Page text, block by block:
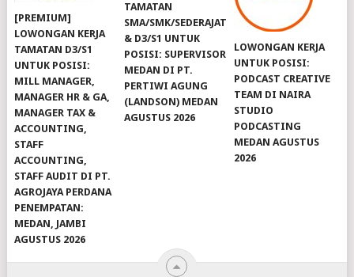
[PREMIUM]
LOWONGAN KERJA
TAMATAN D3/S1
UNTUK POSISI:
MILL MANAGER,
MANAGER HR & GA,
MANAGER TAX &
ACCOUNTING,
STAFF
ACCOUNTING,
STAFF AUDIT DI PT.
AGROJAYA PERDANA
PENEMPATAN:
MEDAN, JAMBI
AGUSTUS 2026
TAMATAN
SMA/SMK/SEDERAJAT
& D3/S1 UNTUK
POSISI: SUPERVISOR
MEDAN DI PT.
PERTIWI AGUNG
(LANDSON) MEDAN
AGUSTUS 2026
LOWONGAN KERJA
UNTUK POSISI:
PODCAST CREATIVE
TEAM DI NAIRA
STUDIO
PODCASTING
MEDAN AGUSTUS
2026